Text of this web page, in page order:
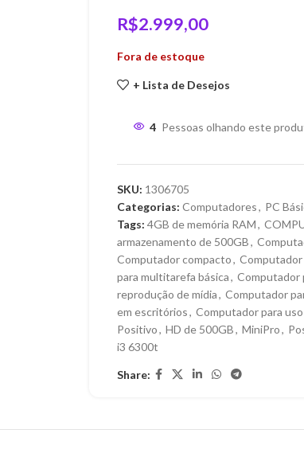
R$2.999,00
Fora de estoque
+ Lista de Desejos
4 Pessoas olhando este
SKU: 1306705
Categorias: Computadores, PC
Tags: 4GB de memória RAM,
armazenamento de 500GB,
Computador compacto,
para multitarefa básica, Computador
reprodução de mídia, Computador
em escritórios, Computador para
Positivo, HD de 500GB, MiniPro,
i3 6300t
Share: